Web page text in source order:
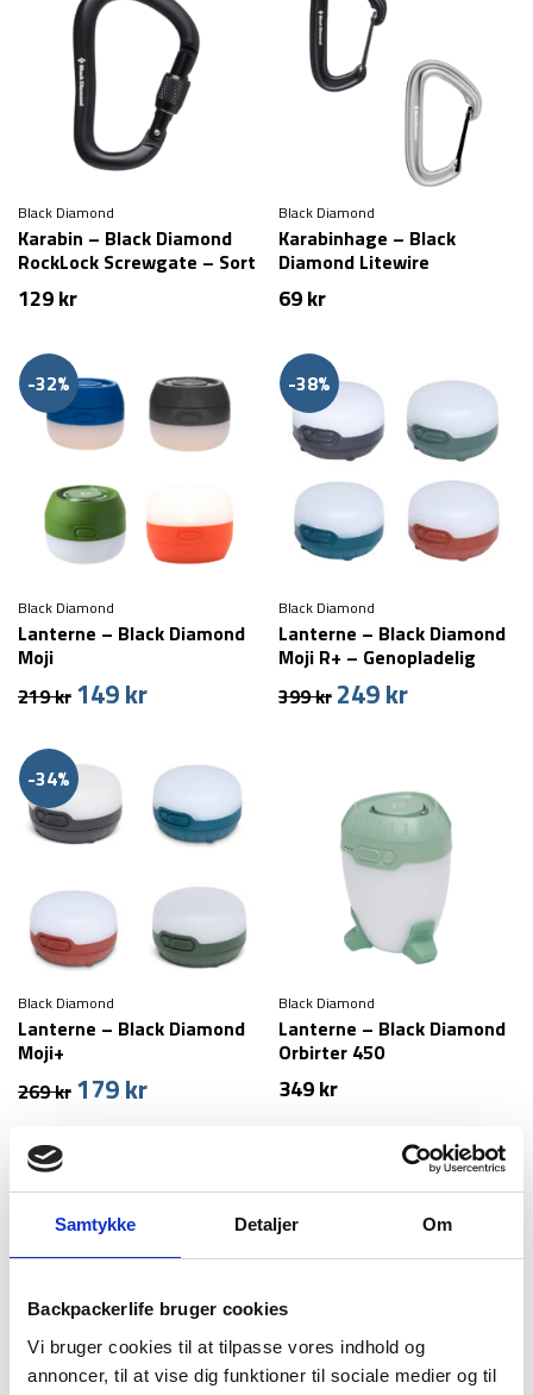
Samtykke Detaljer Om
Backpackerlife bruger cookies
Vi bruger cookies til at tilpasse vores indhold og
annoncer, til at vise dig funktioner til sociale medier og til
Black Diamond
Karabin – Black Diamond
RockLock Screwgate – Sort
129kr
Black Diamond
Karabinhage – Black
Diamond Litewire
69kr
-32%
Black Diamond
Lanterne – Black Diamond
Moji
219kr Den
var:
219 kr.
149krDen
er:
149 kr.
-38%
Black Diamond
Lanterne – Black Diamond
Moji R+ – Genopladelig
399kr Den
399 kr.
249krDen
249 kr.
-34%
Black Diamond
Lanterne – Black Diamond
Moji+
269kr Den
269 kr.
179krDen
179 kr.
Black Diamond
Lanterne – Black Diamond
Orbirter 450
349kr